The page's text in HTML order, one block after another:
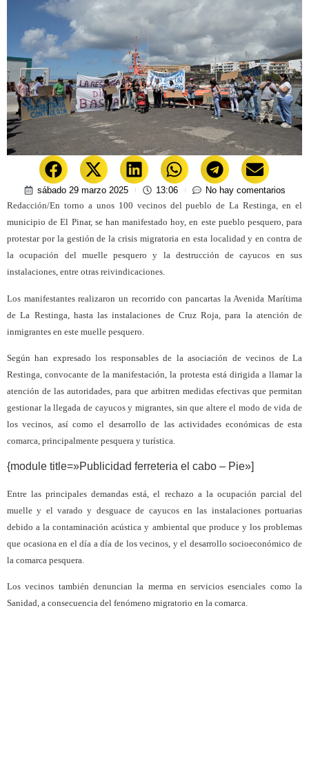
sábado 29 marzo 2025 13:06
No hay comentarios
Redacción/En torno a unos 100 vecinos del pueblo de La Restinga, en el
municipio de El Pinar, se han manifestado hoy, en este pueblo pesquero, para
protestar por la gestión de la crisis migratoria en esta localidad y en contra de
la ocupación del muelle pesquero y la destrucción de cayucos en sus
instalaciones, entre otras reivindicaciones.
Los manifestantes realizaron un recorrido con pancartas la Avenida Marítima
de La Restinga, hasta las instalaciones de Cruz Roja, para la atención de
inmigrantes en este muelle pesquero.
Según han expresado los responsables de la asociación de vecinos de La
Restinga, convocante de la manifestación, la protesta está dirigida a llamar la
atención de las autoridades, para que arbitren medidas efectivas que permitan
gestionar la llegada de cayucos y migrantes, sin que altere el modo de vida de
los vecinos, así como el desarrollo de las actividades económicas de esta
comarca, principalmente pesquera y turística.
{module title=»Publicidad ferreteria el cabo – Pie»]
Entre las principales demandas está, el rechazo a la ocupación parcial del
muelle y el varado y desguace de cayucos en las instalaciones portuarias
debido a la contaminación acústica y ambiental que produce y los problemas
que ocasiona en el día a día de los vecinos, y el desarrollo socioeconómico de
la comarca pesquera.
Los vecinos también denuncian la merma en servicios esenciales como la
Sanidad, a consecuencia del fenómeno migratorio en la comarca.